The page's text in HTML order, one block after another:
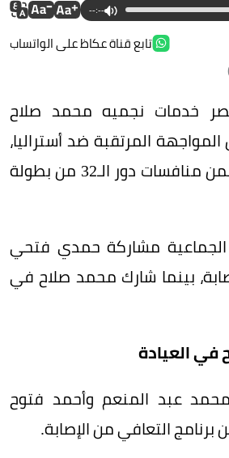
--:--
تابع قناة عكاظ على الواتساب
خدمات نجميه محمد صلاح
المرتقبة ضد أستراليا،
الجمعة القادمة، ضمن منافسات دور الـ32 من بطولة
الجماعية مشاركة حمدي فتحي
بينما شارك محمد صلاح في
في العيادة
عبد المنعم وأحمد فتوح
برنامج التعافي من الإصابة.